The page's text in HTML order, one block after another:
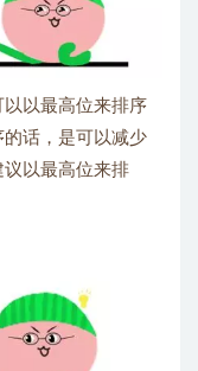
以最高位来排序
话，是可以减少
以最高位来排